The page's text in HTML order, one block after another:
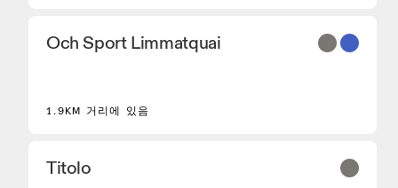
Och Sport Limmatquai
1.9KM 거리에 있음
Titolo